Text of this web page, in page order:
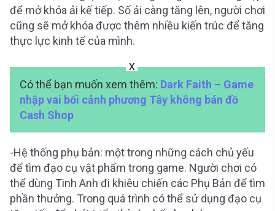
để mở khóa ải kế tiếp. Số ải càng tăng lên, người chơi
cũng sẽ mở khóa được thêm nhiều kiến trúc để tăng
thực lực kinh tế của mình.
X
Có thể bạn muốn xem thêm: Dark Faith – Game
nhập vai bối cảnh phương Tây không bán đồ
Cash Shop
-Hệ thống phụ bản: một trong những cách chủ yếu
để tìm đạo cụ vật phẩm trong game. Người chơi có
thể dùng Tinh Anh đi khiêu chiến các Phụ Bản để tìm
phần thưởng. Trong quá trình có thể sử dụng đạo cụ